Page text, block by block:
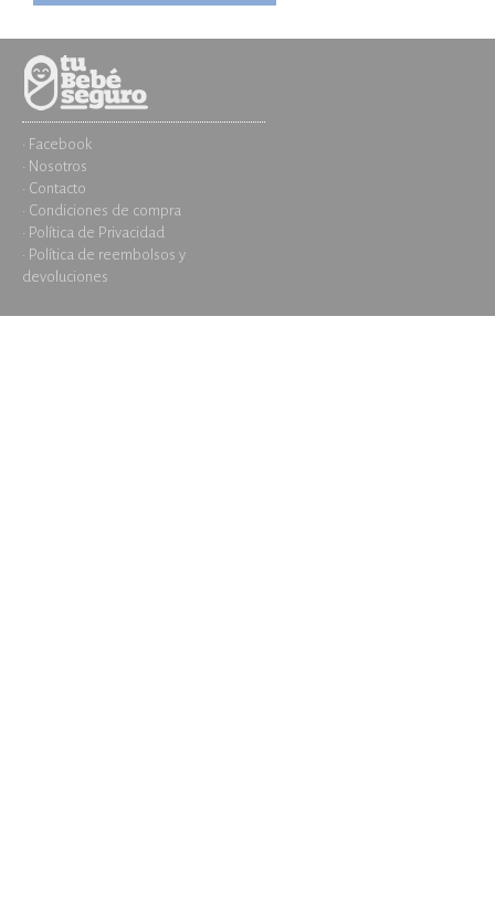
· Facebook
· Nosotros
· Contacto
· Condiciones de compra
· Política de Privacidad
· Política de reembolsos y
devoluciones